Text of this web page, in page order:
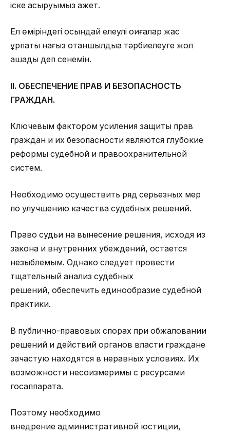
іске асыруымыз қажет.
Ел өміріндегі осындай елеулі оқиғалар жас
ұрпақты нағыз отаншылдыққа тәрбиелеуге жол
ашады деп сенемін.
II. ОБЕСПЕЧЕНИЕ ПРАВ И БЕЗОПАСНОСТЬ
ГРАЖДАН.
Ключевым фактором усиления защиты прав
граждан и их безопасности являются глубокие
реформы судебной и правоохранительной
систем.
Необходимо осуществить ряд серьезных мер
по улучшению качества судебных решений.
Право судьи на вынесение решения, исходя из
закона и внутренних убеждений, остается
незыблемым. Однако следует провести
тщательный анализ судебных
решений, обеспечить единообразие судебной
практики.
В публично-правовых спорах при обжаловании
решений и действий органов власти граждане
зачастую находятся в неравных условиях. Их
возможности несоизмеримы с ресурсами
госаппарата.
Поэтому необходимо
внедрение административной юстиции,